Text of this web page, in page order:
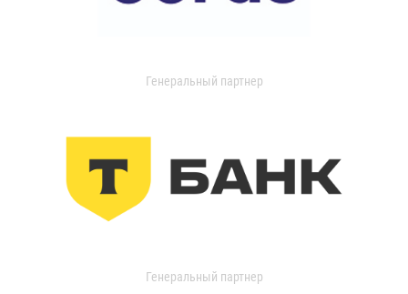
Генеральный партнер
Генеральный партнер